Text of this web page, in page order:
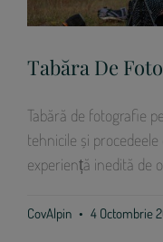
Tabăra De
Tabără de fotografie
tehnicile și
experiență inedită de
CovAlpin 4 Octombrie